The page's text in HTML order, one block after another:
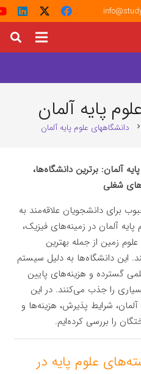
پایه آلمان
chevron_right دانشگاههای علوم پایه آلمان
آلمان: برترین دانشگاه‌ها،
شغلی
برای دانشجویان علاقه‌مند به
آلمان در زمینه‌های فیزیک،
زمین از جمله بهترین
این دانشگاه‌ها به دلیل سیستم
گسترده و هزینه‌های پایین
را جذب می‌کنند. در این
آلمان، شرایط پذیرش، هزینه‌ها و
را بررسی کرده‌ایم.
علوم پایه در